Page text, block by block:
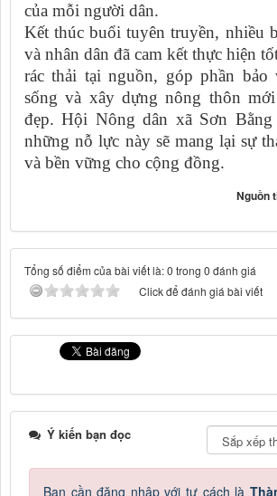
của mỗi người dân.
Kết thúc buổi tuyên truyền, nhiều
và nhân dân đã cam kết thực hiện
rác thải tại nguồn, góp phần bảo
sống và xây dựng nông thôn
đẹp. Hội Nông dân xã Sơn
những nỗ lực này sẽ mang lại sự
và bền vững cho cộng đồng.
Nguồn
Tổng số điểm của bài viết là: 0 trong 0 đánh giá
Click để đánh giá bài viết
Ý kiến bạn đọc
Bạn cần đăng nhập với tư cách là